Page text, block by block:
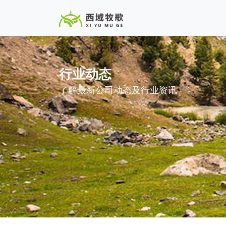
行业动态
了解最新公司动态及行业资讯